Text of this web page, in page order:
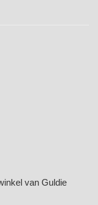
van Guldie